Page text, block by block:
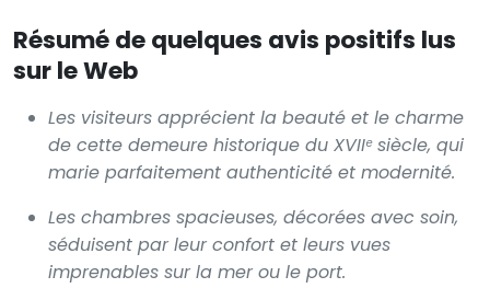
Résumé de quelques avis positifs lus
sur le Web
Les visiteurs apprécient la beauté et le charme
de cette demeure historique du XVIIᵉ siècle, qui
marie parfaitement authenticité et modernité.
Les chambres spacieuses, décorées avec soin,
séduisent par leur confort et leurs vues
imprenables sur la mer ou le port.